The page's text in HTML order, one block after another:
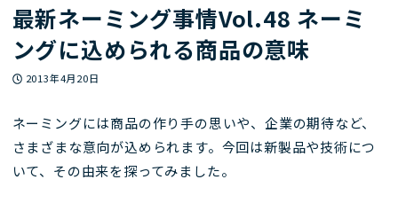
最新ネーミング事情Vol.48 ネーミ
ングに込められる商品の意味
投稿日
2013年4月20日
ネーミングには商品の作り手の思いや、企業の期待など、
さまざまな意向が込められます。今回は新製品や技術につ
いて、その由来を探ってみました。